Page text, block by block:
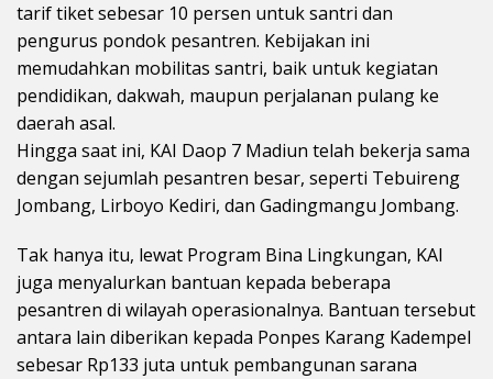
tarif tiket sebesar 10 persen untuk santri dan
pengurus pondok pesantren. Kebijakan ini
memudahkan mobilitas santri, baik untuk kegiatan
pendidikan, dakwah, maupun perjalanan pulang ke
daerah asal.
Hingga saat ini, KAI Daop 7 Madiun telah bekerja sama
dengan sejumlah pesantren besar, seperti Tebuireng
Jombang, Lirboyo Kediri, dan Gadingmangu Jombang.
Tak hanya itu, lewat Program Bina Lingkungan, KAI
juga menyalurkan bantuan kepada beberapa
pesantren di wilayah operasionalnya. Bantuan tersebut
antara lain diberikan kepada Ponpes Karang Kadempel
sebesar Rp133 juta untuk pembangunan sarana